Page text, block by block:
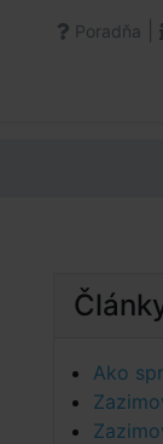
Poradňa
Ako